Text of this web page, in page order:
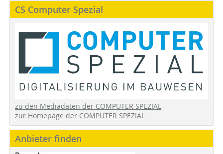
CS Computer Spezial
zu den Mediadaten der COMPUTER SPEZIAL
zur Homepage der COMPUTER SPEZIAL
Anbieter finden